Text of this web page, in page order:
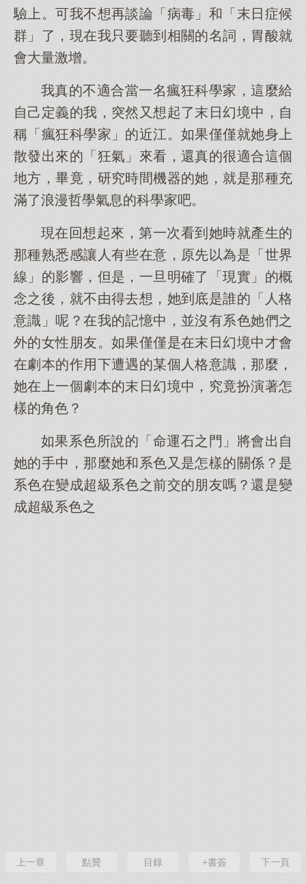
驗上。可我不想再談論「病毒」和「末日症候
群」了，現在我只要聽到相關的名詞，胃酸就
會大量激增。
我真的不適合當一名瘋狂科學家，這麼給
自己定義的我，突然又想起了末日幻境中，自
稱「瘋狂科學家」的近江。如果僅僅就她身上
散發出來的「狂氣」來看，還真的很適合這個
地方，畢竟，研究時間機器的她，就是那種充
滿了浪漫哲學氣息的科學家吧。
現在回想起來，第一次看到她時就產生的
那種熟悉感讓人有些在意，原先以為是「世界
線」的影響，但是，一旦明確了「現實」的概
念之後，就不由得去想，她到底是誰的「人格
意識」呢？在我的記憶中，並沒有系色她們之
外的女性朋友。如果僅僅是在末日幻境中才會
在劇本的作用下遭遇的某個人格意識，那麼，
她在上一個劇本的末日幻境中，究竟扮演著怎
樣的角色？
如果系色所說的「命運石之門」將會出自
她的手中，那麼她和系色又是怎樣的關係？是
系色在變成超級系色之前交的朋友嗎？還是變
成超級系色之
上一章 點贊 目錄 +書簽 下一頁